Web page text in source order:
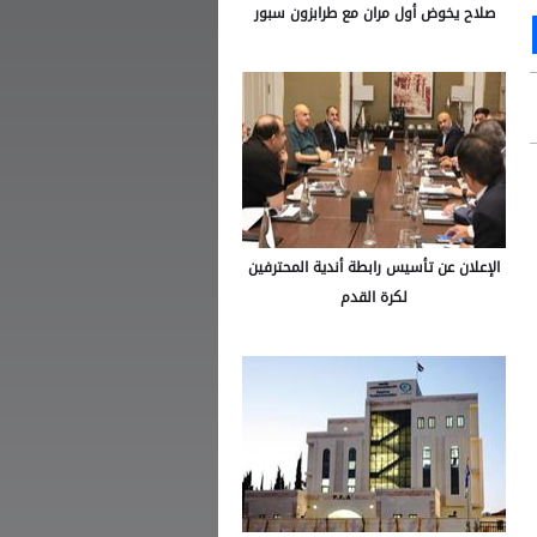
صلاح يخوض أول مران مع طرابزون سبور
الإعلان عن تأسيس رابطة أندية المحترفين
لكرة القدم